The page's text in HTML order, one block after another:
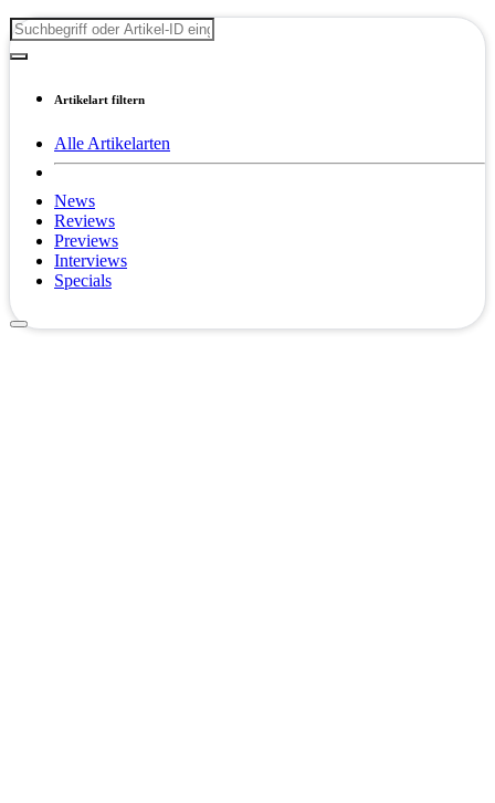
Artikelart filtern
Alle Artikelarten
News
Reviews
Previews
Interviews
Specials